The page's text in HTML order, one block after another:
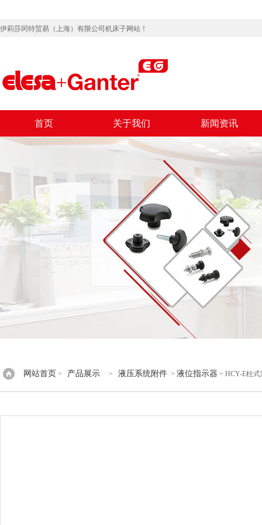
伊莉莎冈特贸易（上海）有限公司机床子网站！
首页 关于我们 新闻资讯
网站首页 > 产品展示 > 液压系统附件 > 液位指示器 > HCY-E柱